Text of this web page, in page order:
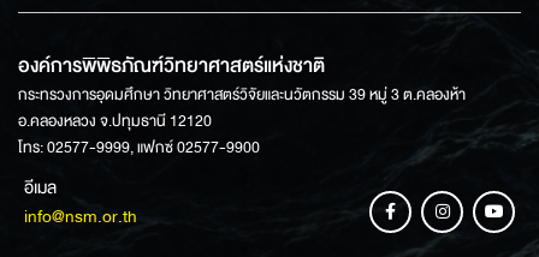
องค์การพิพิธภัณฑ์วิทยาศาสตร์แห่งชาติ
กระทรวงการอุดมศึกษา วิทยาศาสตร์วิจัยและนวัตกรรม 39 หมู่ 3 ต.คลองห้า
อ.คลองหลวง จ.ปทุมธานี 12120
โทร: 02577-9999, แฟกซ์ 02577-9900
อีเมล
info@nsm.or.th